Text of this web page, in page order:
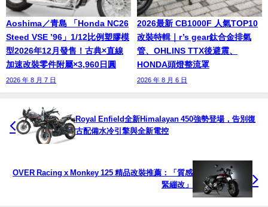
Aoshima／青島 「Honda NC26
Steed VSE ’96」1/12比例塑膠模
型2026年12月發售！古典×直線
加速改裝零件附屬×3,960日圓
2026 年 8 月 7 日
2026最新 CB1000F 人氣TOP10
改裝特輯｜r’s gear鈦合金排氣
管、OHLINS TTX後避震、
HONDA頭燈整流罩
2026 年 8 月 6 日
Royal Enfield全新Himalayan 450強勢登場，告別復
古配備水冷引擎與全新電控
OVER Racing x Monkey 125 精品改裝推薦：「質感
緊繃改」